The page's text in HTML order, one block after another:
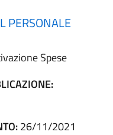
PERSONALE
Spese
26/11/2021